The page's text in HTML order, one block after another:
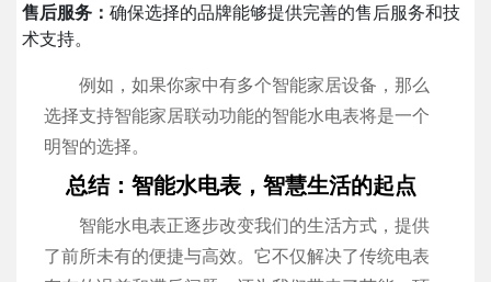
售后服务： 确保选择的品牌能够提供完善的售后服务和技
术支持。
例如，如果你家中有多个智能家居设备，那么
选择支持智能家居联动功能的智能水电表将是一个
明智的选择。
总结：智能水电表，智慧生活的起点
智能水电表正逐步改变我们的生活方式，提供
了前所未有的便捷与高效。它不仅解决了传统电表